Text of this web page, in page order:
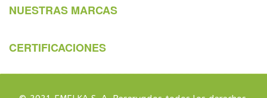
NUESTRAS MARCAS
CERTIFICACIONES